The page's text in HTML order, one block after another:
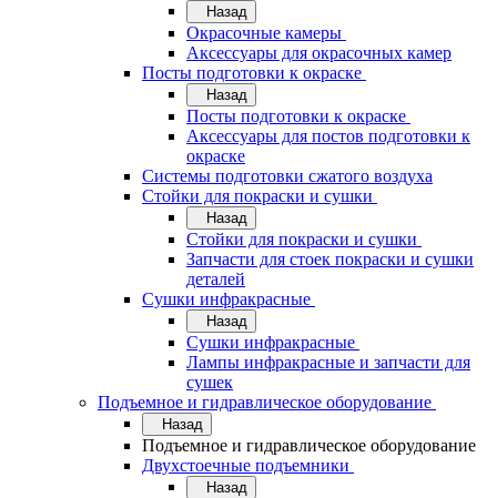
Назад
Окрасочные камеры
Аксессуары для окрасочных камер
Посты подготовки к окраске
Назад
Посты подготовки к окраске
Аксессуары для постов подготовки к
окраске
Системы подготовки сжатого воздуха
Стойки для покраски и сушки
Назад
Стойки для покраски и сушки
Запчасти для стоек покраски и сушки
деталей
Сушки инфракрасные
Назад
Сушки инфракрасные
Лампы инфракрасные и запчасти для
сушек
Подъемное и гидравлическое оборудование
Назад
Подъемное и гидравлическое оборудование
Двухстоечные подъемники
Назад